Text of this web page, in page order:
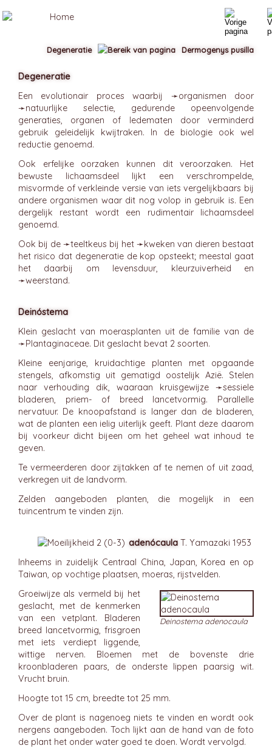
Degeneratie
Een evolutionair proces waarbij ➛organismen door
➛natuurlijke selectie, gedurende opeenvolgende
generaties, organen of ledematen door verminderd
gebruik geleidelijk kwijtraken. In de biologie ook wel
reductie genoemd.
Ook erfelijke oorzaken kunnen dit veroorzaken. Het
bewuste lichaamsdeel lijkt een verschrompelde,
misvormde of verkleinde versie van iets vergelijkbaars bij
andere organismen waar dit nog volop in gebruik is. Een
dergelijk restant wordt een rudimentair lichaamsdeel
genoemd.
Ook bij de ➛teeltkeus bij het ➛kweken van dieren bestaat
het risico dat degeneratie de kop opsteekt; meestal gaat
het daarbij om levensduur, kleurzuiverheid en
➛weerstand.
Deinóstema
Klein geslacht van moerasplanten uit de familie van de
➛Plantaginaceae. Dit geslacht bevat 2 soorten.
Kleine eenjarige, kruidachtige planten met opgaande
stengels, afkomstig uit gematigd oostelijk Azië. Stelen
naar verhouding dik, waaraan kruisgewijze ➛sessiele
bladeren, priem- of breed lancetvormig. Parallelle
nervatuur. De knoopafstand is langer dan de bladeren,
wat de planten een ielig uiterlijk geeft. Plant deze daarom
bij voorkeur dicht bijeen om het geheel wat inhoud te
geven.
Te vermeerderen door zijtakken af te nemen of uit zaad,
verkregen uit de landvorm.
Zelden aangeboden planten, die mogelijk in een
tuincentrum te vinden zijn.
adenócaula T. Yamazaki 1953
Inheems in zuidelijk Centraal China, Japan, Korea en op
Taiwan, op vochtige plaatsen, moeras, rijstvelden.
Deinostema adenocaula
Groeiwijze als vermeld bij het
geslacht, met de kenmerken
van een vetplant. Bladeren
breed lancetvormig, frisgroen
met iets verdiept liggende,
wittige nerven. Bloemen met de bovenste drie
kroonbladeren paars, de onderste lippen paarsig wit.
Vrucht bruin.
Hoogte tot 15 cm, breedte tot 25 mm.
Over de plant is nagenoeg niets te vinden en wordt ook
nergens aangeboden. Toch lijkt aan de hand van de foto
de plant het onder water goed te doen. Wordt vervolgd.
Degeneratie Dermogenys pusilla